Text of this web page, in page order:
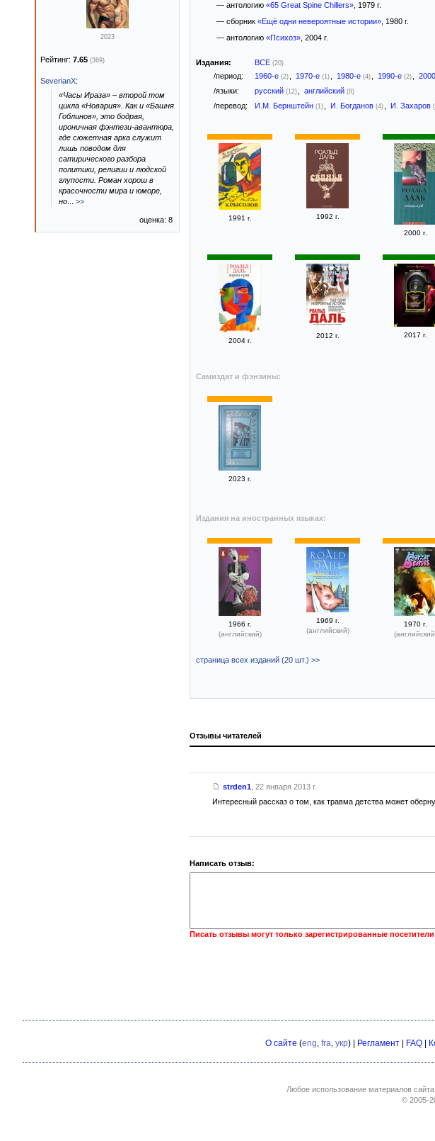
— антологию «65 Great Spine Chillers», 1979 г.
— сборник «Ещё одни невероятные истории», 1980 г.
— антологию «Психоз», 2004 г.
Издания: ВСЕ (20)
/период: 1960-е (2) 1970-е (1) 1980-е (4) 1990-е (2)
/языки: русский (12) английский (8)
/перевод: И.М. Бернштейн (1) И. Богданов (4) И. Захаров
1991 г. 1992 г.
2000 г.
2004 г.
2012 г. 2017 г.
Самиздат и фэнзины:
2023 г.
Издания на иностранных языках:
1966 г.
(английский)
1969 г.
(английский)
1970 г.
страница всех изданий (20 шт.) >>
Отзывы читателей
strden1, 22 января 2013 г.
Интересный рассказ о том, как травма детства может
Написать отзыв:
Писать отзывы могут только зарегистрированные
2023
Рейтинг: 7.65 (369)
SeverianX:
«Часы Ираза» – второй том
цикла «Новария». Как и «Башня
Гоблинов», это бодрая,
ироничная фэнтези-авантюра,
где сюжетная арка служит
лишь поводом для
сатирического разбора
политики, религии и людской
глупости. Роман хорош в
красочности мира и юморе,
но
>>
оценка: 8
О сайте (eng, fra, укр) | Регламент FAQ
Любое использование материалов
© 2005-